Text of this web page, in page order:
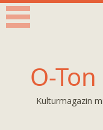
O-Ton
Kulturmagazin